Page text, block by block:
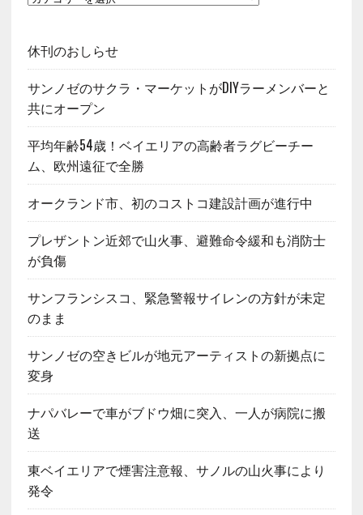
休刊のおしらせ
サンノゼのサクラ・マーケットがDIYラーメンバーと
共にオープン
平均年齢54歳！ベイエリアの高齢者ラグビーチー
ム、欧州遠征で全勝
オークランド市、初のコストコ建設計画が進行中
プレザントン近郊で山火事、避難命令緩和も消防士
が負傷
サンフランシスコ、緊急警報サイレンの方針が未定
のまま
サンノゼの空きビルが地元アーティストの新拠点に
変身
ナパバレーで車がブドウ畑に突入、一人が病院に搬
送
東ベイエリアで煙害注意報、サノルの山火事により
発令